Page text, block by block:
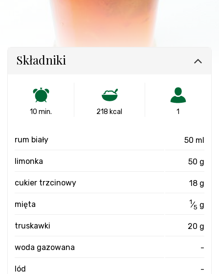
Składniki
10 min. 218 kcal 1
rum biały 50 ml
limonka 50 g
cukier trzcinowy 18 g
mięta 1⁄5 g
truskawki 20 g
woda gazowana -
lód -